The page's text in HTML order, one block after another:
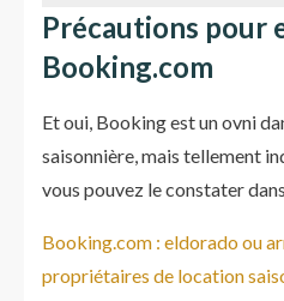
Précautions pour
Booking.com
Et oui, Booking est un ovni
saisonnière, mais tellement
vous pouvez le constater
Booking.com : eldorado ou
propriétaires de location